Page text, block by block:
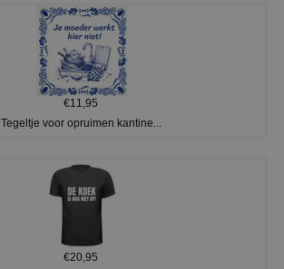
€11,95
Tegeltje voor opruimen kantine...
€20,95